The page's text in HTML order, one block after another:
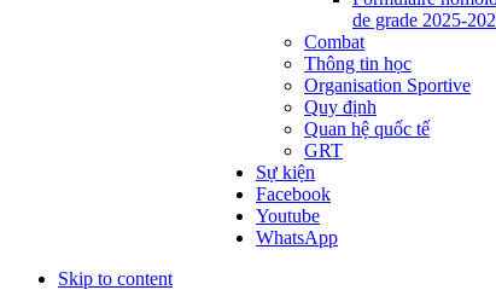
de grade 2025-
Combat
Thông tin học
Organisation Sportive
Quy định
Quan hệ quốc tế
GRT
Sự kiện
Facebook
Youtube
WhatsApp
Skip to content